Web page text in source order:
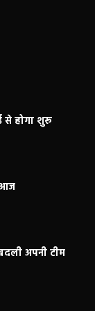
से होगा शुरू
आज
अपनी टीम